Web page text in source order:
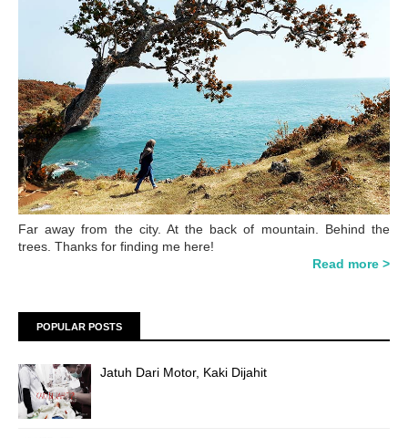
Far away from the city. At the back of mountain. Behind the
trees. Thanks for finding me here!
Read more >
POPULAR POSTS
Jatuh Dari Motor, Kaki Dijahit